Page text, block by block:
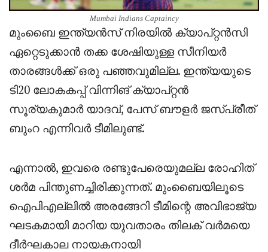
Mumbai Indians Captaincy
മുംബൈ ഇന്ത്യൻസ് നിരയിൽ ക്യാപ്റ്റൻസി
ഏറ്റെടുക്കാൻ തക്ക ശേഷിയുള്ള സീനിയർ
താരങ്ങൾക്ക് ഒരു പഞ്ഞവുമില്ല. ഇന്ത്യയുടെ
ടി20 ലോകകപ്പ് വിന്നിങ് ക്യാപ്റ്റൻ
സൂര്യകുമാർ യാദവ്, പേസ് ബൗളർ ജസ്പ്രീത്
ബുംറ എന്നിവർ ടീമിലുണ്ട്.
എന്നാൽ, ഇവരെ രണ്ടുപേരെയുമല്ല രോഹിത്
ശർമ പിന്തുണച്ചിരിക്കുന്നത്. മുംബൈയിലൂടെ
ഐപിഎല്ലിൽ അരങ്ങേറി ടീമിന്റെ അവിഭാജ്യ
ഘടകമായി മാറിയ യുവതാരം തിലക് വർമയെ
ദീർഘകാല നായകനായി